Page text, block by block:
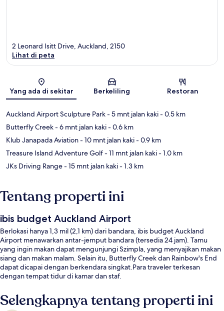
Peta
2 Leonard Isitt Drive, Auckland, 2150
Lihat di peta
Yang ada di sekitar Berkeliling Restoran
Auckland Airport Sculpture Park- 5 mnt jalan kaki- 0.5 km
Butterfly Creek- 6 mnt jalan kaki- 0.6 km
Klub Janapada Aviation- 10 mnt jalan kaki- 0.9 km
Treasure Island Adventure Golf- 11 mnt jalan kaki- 1.0 km
JKs Driving Range- 15 mnt jalan kaki- 1.3 km
Tentang properti ini
ibis budget Auckland Airport
Berlokasi hanya 1,3 mil (2,1 km) dari bandara, ibis budget Auckland
Airport menawarkan antar-jemput bandara (tersedia 24 jam). Tamu
yang ingin makan dapat mengunjungi Szimpla, yang menyajikan makan
siang dan makan malam. Selain itu, Butterfly Creek dan Rainbow's End
dapat dicapai dengan berkendara singkat.Para traveler terkesan
dengan tempat tidur di kamar dan staf.
Selengkapnya tentang properti ini